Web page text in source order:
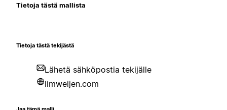
Tietoja tästä mallista
Tietoja tästä tekijästä
Lähetä sähköpostia tekijälle
limweijen.com